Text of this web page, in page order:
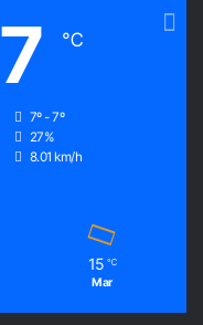
7 ℃
7º - 7º
27%
8.01 km/h
15 ℃
Mar